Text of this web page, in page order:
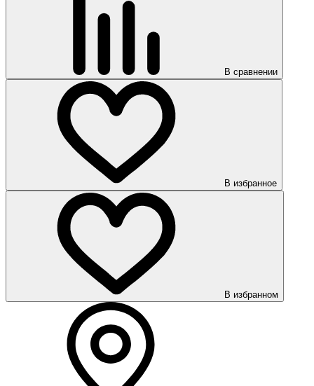
В сравнении
В избранное
В избранном